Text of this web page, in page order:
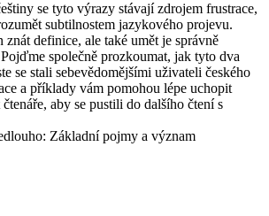
se tyto výrazy stávají zdrojem frustrace,
subtilnostem jazykového projevu.
znát definice, ale také umět je správně
společně prozkoumat, jak tyto dva
se stali sebevědomějšími uživateli českého
a příklady vám pomohou lépe uchopit
aby se pustili do dalšího čtení s